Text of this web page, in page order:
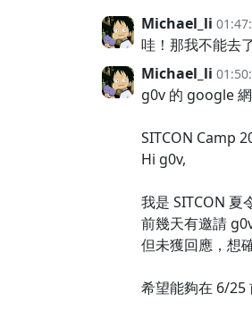
Michael_li
哇！那我不能
Michael_li
g0v 的 google
SITCON Camp
Hi g0v,
我是 SITCON 夏
前幾天有邀請
但未獲回應，想
希望能夠在 6/25